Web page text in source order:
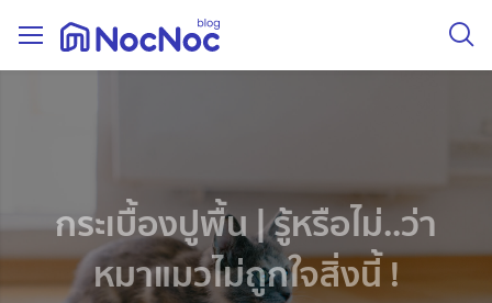
กระเบื้องปูพื้น | รู้หรือไม่..ว่า
หมาแมวไม่ถูกใจสิ่งนี้ !